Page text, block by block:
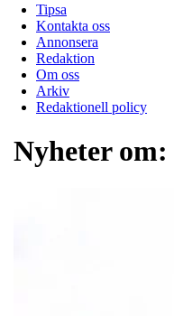
Tipsa
Kontakta oss
Annonsera
Redaktion
Om oss
Arkiv
Redaktionell policy
Nyheter om: